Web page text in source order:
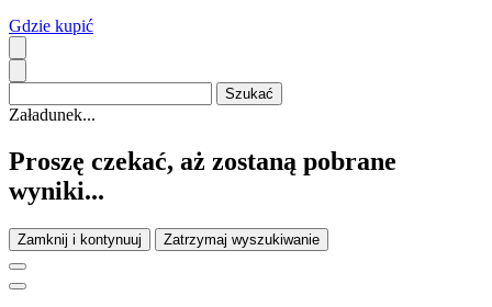
Gdzie kupić
Załadunek...
Proszę czekać, aż zostaną pobrane
wyniki...
Zamknij i kontynuuj Zatrzymaj wyszukiwanie